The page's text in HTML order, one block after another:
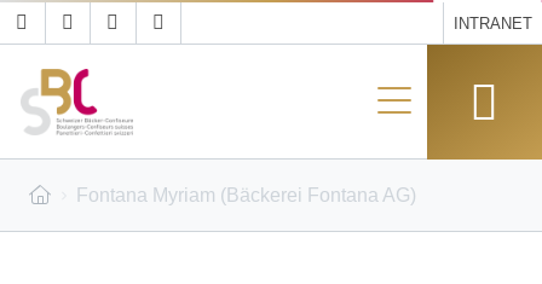
INTRANET
Fontana Myriam (Bäckerei Fontana AG)